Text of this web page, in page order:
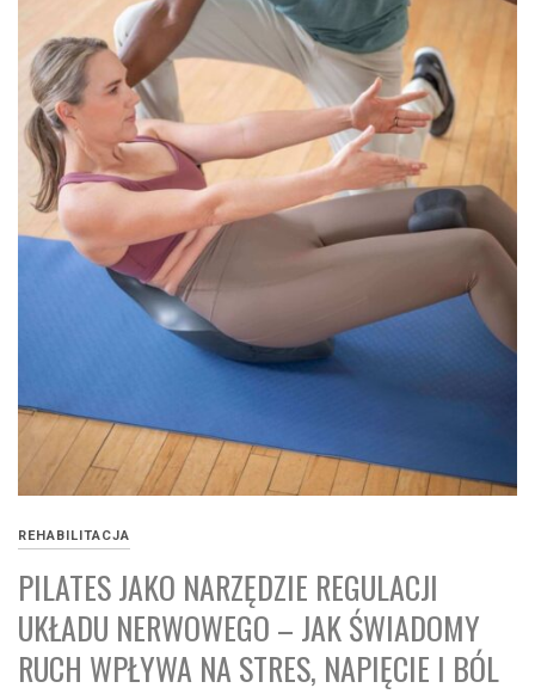
REHABILITACJA
PILATES JAKO NARZĘDZIE REGULACJI
UKŁADU NERWOWEGO – JAK ŚWIADOMY
RUCH WPŁYWA NA STRES, NAPIĘCIE I BÓL